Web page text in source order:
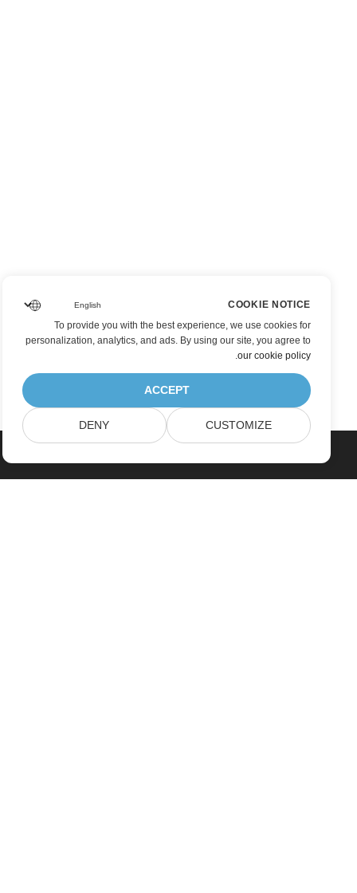
COOKIE NOTICE
To provide you with the best experience, we use cookies for
personalization, analytics, and ads. By using our site, you agree to
our cookie policy
.
ACCEPT
CUSTOMIZE
DENY